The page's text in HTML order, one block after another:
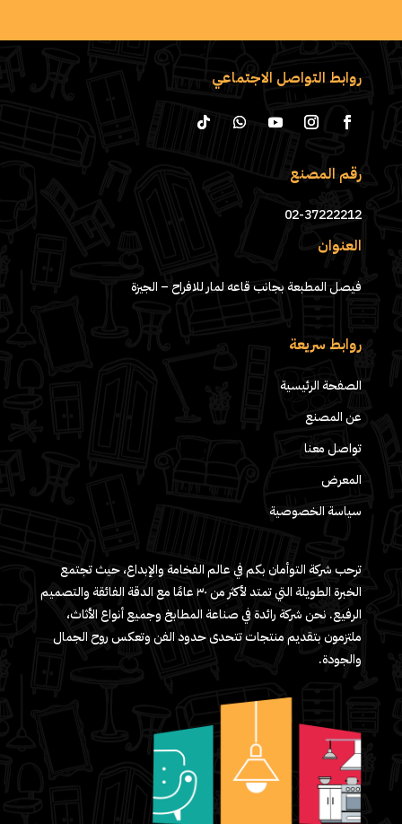
روابط التواصل الاجتماعي
رقم المصنع
02-37222212
العنوان
فيصل المطبعة بجانب قاعه لمار للافراح – الجيزة
روابط سريعة
الصفحة الرئيسية
عن المصنع
تواصل معنا
المعرض
سياسة الخصوصية
ترحب شركة التوأمان بكم في عالم الفخامة والإبداع، حيث تجتمع
الخبرة الطويلة التي تمتد لأكثر من ٣٠ عامًا مع الدقة الفائقة والتصميم
الرفيع. نحن شركة رائدة في صناعة المطابخ وجميع أنواع الأثاث،
ملتزمون بتقديم منتجات تتحدى حدود الفن وتعكس روح الجمال
والجودة.